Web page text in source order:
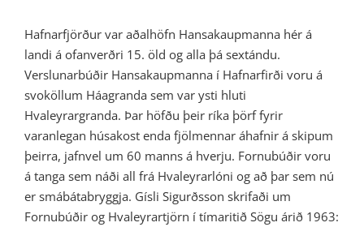
Hafnarfjörður var aðalhöfn Hansakaupmanna hér á
landi á ofanverðri 15. öld og alla þá sextándu.
Verslunarbúðir Hansakaupmanna í Hafnarfirði voru á
svoköllum Háagranda sem var ysti hluti
Hvaleyrargranda. Þar höfðu þeir ríka þörf fyrir
varanlegan húsakost enda fjölmennar áhafnir á skipum
þeirra, jafnvel um 60 manns á hverju. Fornubúðir voru
á tanga sem náði all frá Hvaleyrarlóni og að þar sem nú
er smábátabryggja. Gísli Sigurðsson skrifaði um
Fornubúðir og Hvaleyrartjörn í tímaritið Sögu árið 1963: